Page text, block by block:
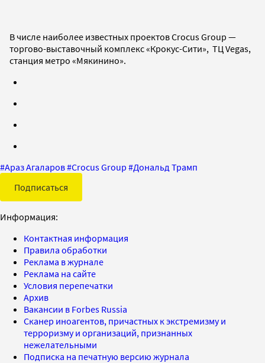
В числе наиболее известных проектов Crocus Group —
торгово-выставочный комплекс «Крокус-Сити», ТЦ Vegas,
станция метро «Мякинино».
#Араз Агаларов#Crocus Group #Дональд Трамп
Подписаться
Информация:
Контактная информация
Правила обработки
Реклама в журнале
Реклама на сайте
Условия перепечатки
Архив
Вакансии в Forbes Russia
Сканер иноагентов, причастных к экстремизму и
терроризму и организаций, признанных
нежелательными
Подписка на печатную версию журнала